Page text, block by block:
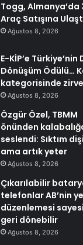
Togg, Almanya’da
Araç Satışına
Ağustos 8, 2026
E-KİP’e
Dönüşüm Ödülü…
kategorisinde
Ağustos 8, 2026
Özgür Özel, TBMM
önünden
seslendi: Sıktım
ama artık yeter
Ağustos 8, 2026
Çıkarılabilir
telefonlar AB’nin
düzenlemesi
geri dönebilir
Ağustos 8, 2026